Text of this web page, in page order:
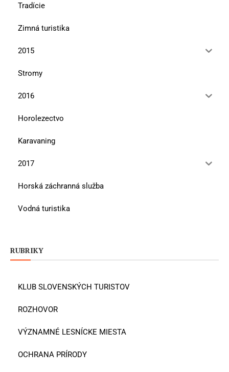
Tradície
Zimná turistika
2015
Stromy
2016
Horolezectvo
Karavaning
2017
Horská záchranná služba
Vodná turistika
RUBRIKY
KLUB SLOVENSKÝCH TURISTOV
ROZHOVOR
VÝZNAMNÉ LESNÍCKE MIESTA
OCHRANA PRÍRODY